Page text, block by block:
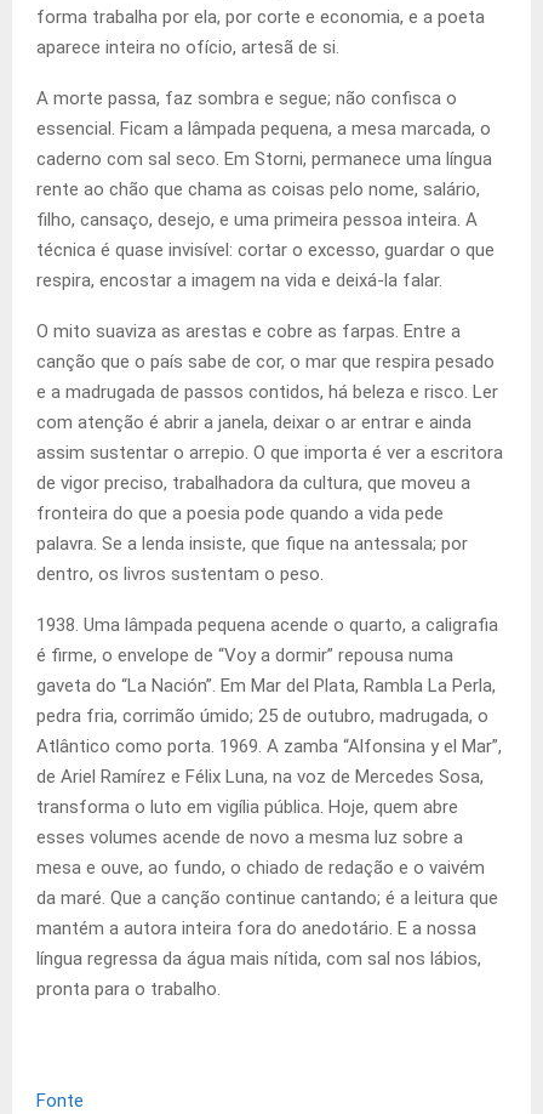
forma trabalha por ela, por corte e economia, e a poeta
aparece inteira no ofício, artesã de si.
A morte passa, faz sombra e segue; não confisca o
essencial. Ficam a lâmpada pequena, a mesa marcada, o
caderno com sal seco. Em Storni, permanece uma língua
rente ao chão que chama as coisas pelo nome, salário,
filho, cansaço, desejo, e uma primeira pessoa inteira. A
técnica é quase invisível: cortar o excesso, guardar o que
respira, encostar a imagem na vida e deixá-la falar.
O mito suaviza as arestas e cobre as farpas. Entre a
canção que o país sabe de cor, o mar que respira pesado
e a madrugada de passos contidos, há beleza e risco. Ler
com atenção é abrir a janela, deixar o ar entrar e ainda
assim sustentar o arrepio. O que importa é ver a escritora
de vigor preciso, trabalhadora da cultura, que moveu a
fronteira do que a poesia pode quando a vida pede
palavra. Se a lenda insiste, que fique na antessala; por
dentro, os livros sustentam o peso.
1938. Uma lâmpada pequena acende o quarto, a caligrafia
é firme, o envelope de “Voy a dormir” repousa numa
gaveta do “La Nación”. Em Mar del Plata, Rambla La Perla,
pedra fria, corrimão úmido; 25 de outubro, madrugada, o
Atlântico como porta. 1969. A zamba “Alfonsina y el Mar”,
de Ariel Ramírez e Félix Luna, na voz de Mercedes Sosa,
transforma o luto em vigília pública. Hoje, quem abre
esses volumes acende de novo a mesma luz sobre a
mesa e ouve, ao fundo, o chiado de redação e o vaivém
da maré. Que a canção continue cantando; é a leitura que
mantém a autora inteira fora do anedotário. E a nossa
língua regressa da água mais nítida, com sal nos lábios,
pronta para o trabalho.
Fonte